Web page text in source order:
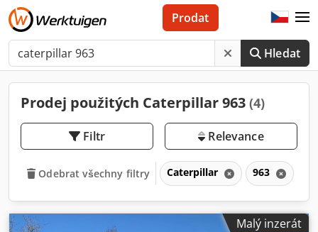
Hledat
Prodat
Prodej použitých Caterpillar 963 (4)
Filtr Relevance
Odebrat všechny filtry Caterpillar 963
Malý inzerát